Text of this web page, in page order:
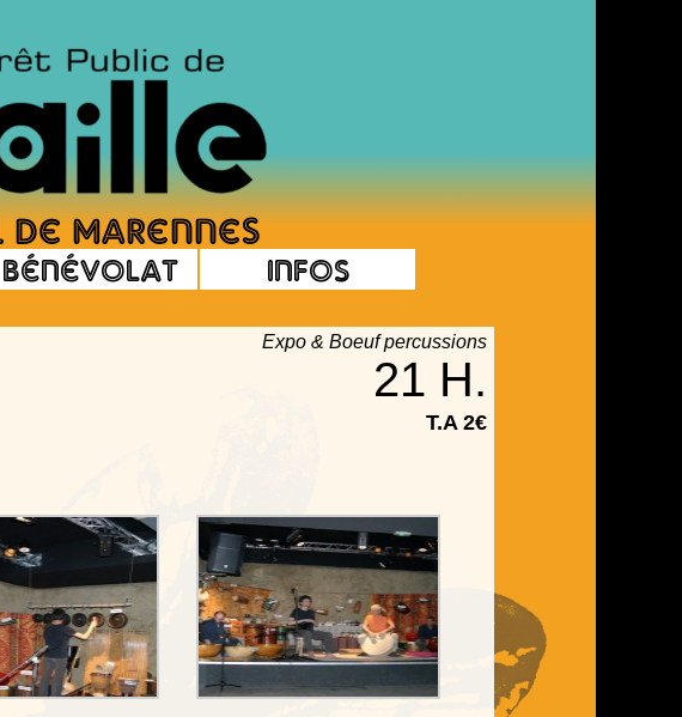
Bénévolat Infos
Expo & Boeuf percussions
21 H.
T.A 2€